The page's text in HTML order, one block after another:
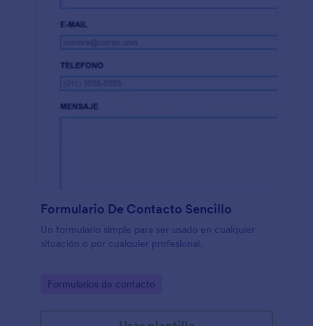
Formulario De Contacto Sencillo
Un formulario simple para ser usado en cualquier
situación o por cualquier profesional.
Go to Category:
Formularios de contacto